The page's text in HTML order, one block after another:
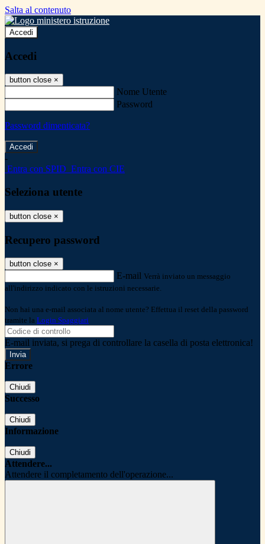
Salta al contenuto
Accedi
Accedi
button close ×
Nome Utente
Password
Password dimenticata?
-
Entra con SPID Entra con CIE
Seleziona utente
button close ×
Recupero password
button close ×
E-mail Verrà inviato un messaggio
all'indirizzo indicato con le istruzioni necessarie.
Non hai una e-mail associata al nome utente? Effettua il reset della password
tramite la Login Spaggiari
E-mail inviata, si prega di controllare la casella di posta elettronica!
Errore
Chiudi
Successo
Chiudi
Informazione
Chiudi
Attendere...
Attendere il completamento dell'operazione...